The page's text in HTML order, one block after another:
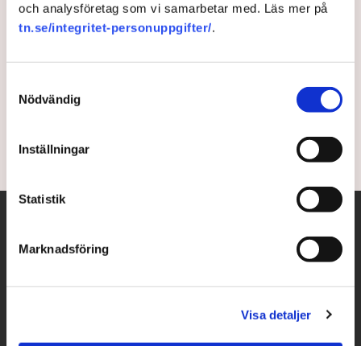
och analysföretag som vi samarbetar med. Läs mer på
tn.se/integritet-personuppgifter/.
Nödvändig
Inställningar
Statistik
Marknadsföring
Visa detaljer
Konsumentverket: Förbjud all
Konsumentverket föreslår att telefonförsäljning
totalförbjuds.
11 months ago |